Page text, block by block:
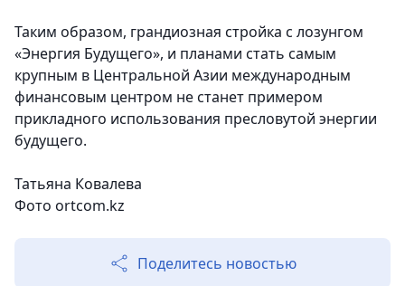
Таким образом, грандиозная стройка с лозунгом
«Энергия Будущего», и планами стать самым
крупным в Центральной Азии международным
финансовым центром не станет примером
прикладного использования пресловутой энергии
будущего.
Татьяна Ковалева
Фото ortcom.kz
Поделитесь новостью